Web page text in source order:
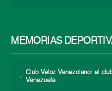
MEMORIAS
Club Veloz Venezolano: el
Venezuela